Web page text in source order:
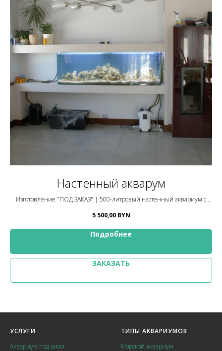
Настенный акварум
Изготовление "ПОД ЗАКАЗ" | 500-литровый настенный аквариум с
5 500,00 BYN
Подробнее
ЗАКАЗАТЬ
УСЛУГИ
Аквариум под заказ
ТИПЫ АКВАРИУМОВ
Морской аквариум